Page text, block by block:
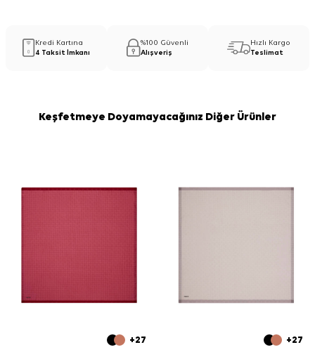
Kredi Kartına
4 Taksit İmkanı
%100 Güvenli
Alışveriş
Hızlı Kargo
Teslimat
Keşfetmeye Doyamayacağınız Diğer Ürünler
+27 +27